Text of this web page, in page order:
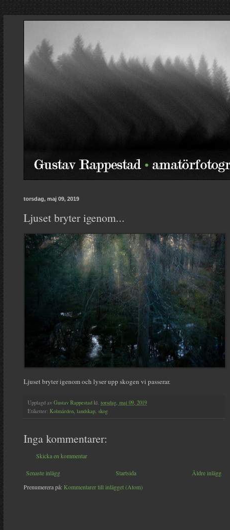
torsdag, maj 09, 2019
Ljuset bryter igenom...
Ljuset bryter igenom och lyser upp skogen vi passerar.
Upplagd av Gustav Rappestad kl. torsdag, maj 09, 2019
Etiketter: Kolmården, landskap, skog
Inga kommentarer:
Skicka en kommentar
Senaste inlägg Äldre inlägg
Startsida
Prenumerera på: Kommentarer till inlägget (Atom)